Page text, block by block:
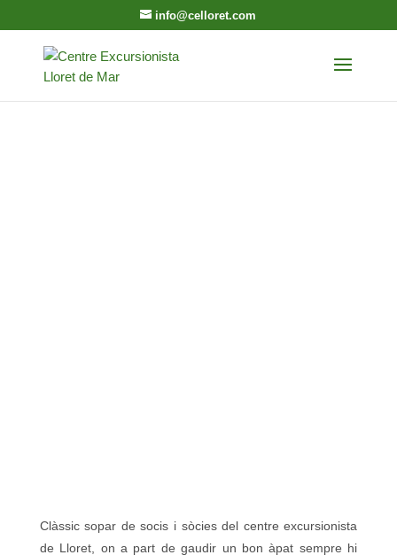
info@celloret.com
Clàssic sopar de socis i sòcies del centre excursionista
de Lloret, on a part de gaudir un bon àpat sempre hi